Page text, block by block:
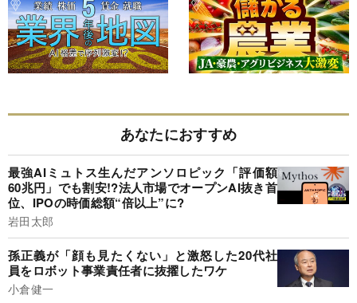
あなたにおすすめ
最強AIミュトス生んだアンソロピック「評価額
60兆円」でも割安!?法人市場でオープンAI抜き首
位、IPOの時価総額“倍以上”に?
岩田太郎
孫正義が「顔も見たくない」と激怒した20代社
員をロボット事業責任者に抜擢したワケ
小倉健一